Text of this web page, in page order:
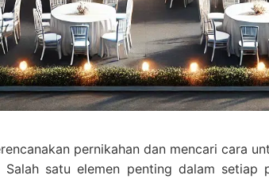
pernikahan dan mencari cara
Salah satu elemen penting dalam setiap